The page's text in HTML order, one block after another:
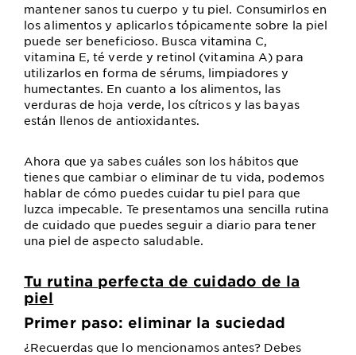
mantener sanos tu cuerpo y tu piel. Consumirlos en
los alimentos y aplicarlos tópicamente sobre la piel
puede ser beneficioso. Busca vitamina C,
vitamina E, té verde y retinol (vitamina A) para
utilizarlos en forma de sérums, limpiadores y
humectantes. En cuanto a los alimentos, las
verduras de hoja verde, los cítricos y las bayas
están llenos de antioxidantes.
Ahora que ya sabes cuáles son los hábitos que
tienes que cambiar o eliminar de tu vida, podemos
hablar de cómo puedes cuidar tu piel para que
luzca impecable. Te presentamos una sencilla rutina
de cuidado que puedes seguir a diario para tener
una piel de aspecto saludable.
Tu rutina perfecta de cuidado de la
piel
Primer paso: eliminar la suciedad
¿Recuerdas que lo mencionamos antes? Debes